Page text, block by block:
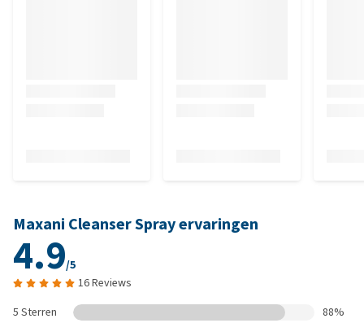
Maxani Cleanser Spray ervaringen
4.9/5
16 Reviews
5 Sterren
88%